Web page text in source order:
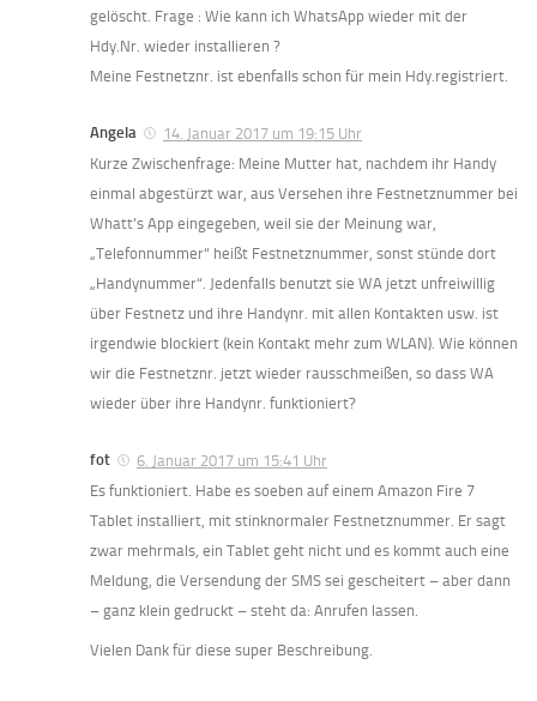
gelöscht. Frage : Wie kann ich WhatsApp wieder mit der
Hdy.Nr. wieder installieren ?
Meine Festnetznr. ist ebenfalls schon für mein Hdy.registriert.
Angela
14. Januar 2017 um 19:15 Uhr
Kurze Zwischenfrage: Meine Mutter hat, nachdem ihr Handy
einmal abgestürzt war, aus Versehen ihre Festnetznummer bei
Whatt’s App eingegeben, weil sie der Meinung war,
„Telefonnummer“ heißt Festnetznummer, sonst stünde dort
„Handynummer“. Jedenfalls benutzt sie WA jetzt unfreiwillig
über Festnetz und ihre Handynr. mit allen Kontakten usw. ist
irgendwie blockiert (kein Kontakt mehr zum WLAN). Wie können
wir die Festnetznr. jetzt wieder rausschmeißen, so dass WA
wieder über ihre Handynr. funktioniert?
fot
6. Januar 2017 um 15:41 Uhr
Es funktioniert. Habe es soeben auf einem Amazon Fire 7
Tablet installiert, mit stinknormaler Festnetznummer. Er sagt
zwar mehrmals, ein Tablet geht nicht und es kommt auch eine
Meldung, die Versendung der SMS sei gescheitert – aber dann
– ganz klein gedruckt – steht da: Anrufen lassen.
Vielen Dank für diese super Beschreibung.